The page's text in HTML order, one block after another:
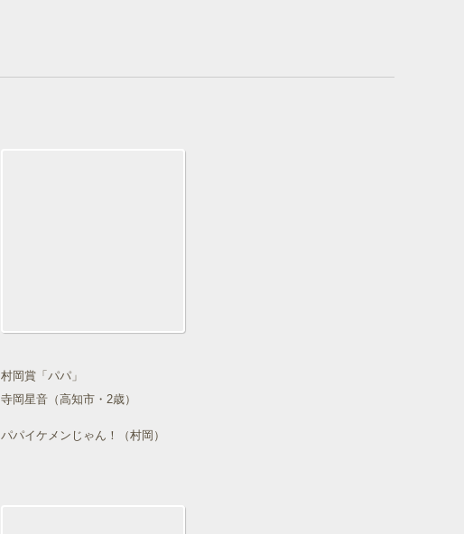
村岡賞「パパ」
寺岡星音（高知市・2歳）
パパイケメンじゃん！（村岡）